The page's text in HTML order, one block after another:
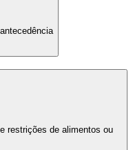
restrições de alimentos ou